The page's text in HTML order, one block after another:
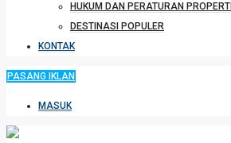
HUKUM DAN PERATURAN PROPERTI
DESTINASI POPULER
KONTAK
PASANG IKLAN
MASUK